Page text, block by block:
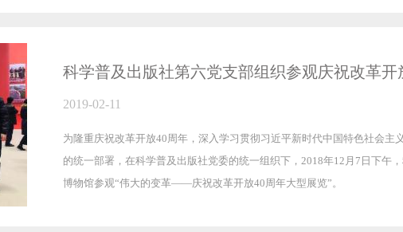
科学普及出版社第六党支部组织参观庆祝改革开
2019-02-11
为隆重庆祝改革开放40周年，深入学习贯彻习近平新时代中国特色社会主
的统一部署，在科学普及出版社党委的统一组织下，2018年12月7日下午
博物馆参观“伟大的变革——庆祝改革开放40周年大型展览”。